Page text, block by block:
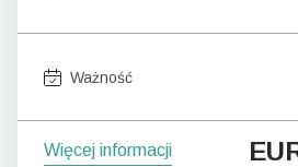
Ważność
Więcej informacji